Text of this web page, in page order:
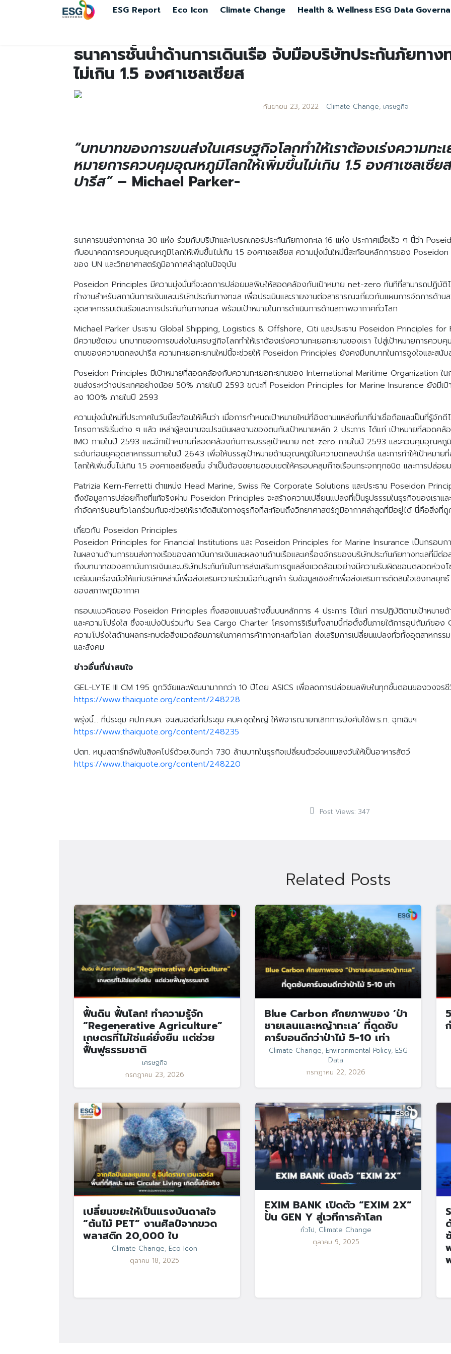
ESG Report Eco Icon Climate Change Health & Wellness ESG Data
ธนาคารชั้นนำด้านการเดินเรือ จับมือบริษัทประกันภัยทา
ไม่เกิน 1.5 องศาเซลเซียส
กันยายน 23, 2022 Climate Change, เศรษฐกิจ
“บทบาทของการขนส่งในเศรษฐกิจโลกทำให้เราต้องเร่งความทะ
หมายการควบคุมอุณหภูมิโลกให้เพิ่มขึ้นไม่เกิน 1.5 องศาเซลเซี
ปารีส”– Michael Parker-
ธนาคารขนส่งทางทะเล 30 แห่ง ร่วมกับบริษัทและโบรกเกอร์ประกันภัยทางทะเล 16 แห่ง ประกาศเมื่อเร็ว ๆ นี้ว่า
กับอนาคตการควบคุมอุณหภูมิโลกให้เพิ่มขึ้นไม่เกิน 1.5 องศาเซลเซียส ความมุ่งมั่นใหม่นี้สะท้อนหลักการของ
ของ UN และวิทยาศาสตร์ภูมิอากาศล่าสุดในปัจจุบัน
Poseidon Principles มีความมุ่งมั่นที่จะลดการปล่อยมลพิษให้สอดคล้องกับเป้าหมาย net-zero ทันทีที่สามารถปฏิบั
ทำงานสำหรับสถาบันการเงินและบริษัทประกันทางทะเล เพื่อประเมินและรายงานต่อสาธารณะเกี่ยวกับแผนการจัดการด้า
อุตสาหกรรมเดินเรือและการประกันภัยทางทะเล พร้อมเป้าหมายในการดำเนินการด้านสภาพอากาศทั่วโลก
Michael Parker ประธาน Global Shipping, Logistics & Offshore, Citi และประธาน Poseidon Principles for
มีความชัดเจน บทบาทของการขนส่งในเศรษฐกิจโลกทำให้เราต้องเร่งความทะเยอทะยานของเรา ไปสู่เป้าหมายการคว
ตามของความตกลงปารีส ความทะเยอทะยานใหม่นี้จะช่วยให้ Poseidon Principles ยังคงมีบทบาทในการจูงใจและสนั
Poseidon Principles มีเป้าหมายที่สอดคล้องกับความทะเยอทะยานของ International Maritime Organization ในก
ขนส่งระหว่างประเทศอย่างน้อย 50% ภายในปี 2593 ขณะที่ Poseidon Principles for Marine Insurance ยังมีเ
ลง 100% ภายในปี 2593
ความมุ่งมั่นใหม่ที่ประกาศในวันนี้สะท้อนให้เห็นว่า เมื่อการกำหนดเป้าหมายใหม่ที่อิงตามแหล่งที่มาที่น่าเชื่อถือและเป็นที่รู้จั
โครงการริเริ่มต่าง ๆ แล้ว เหล่าผู้ลงนามจะประเมินผลงานของตนกับเป้าหมายหลัก 2 ประการ ได้แก่ เป้าหมายที่สอ
IMO ภายในปี 2593 และอีกเป้าหมายที่สอดคล้องกับการบรรลุเป้าหมาย net-zero ภายในปี 2593 และควบคุมอุณหภูมิโ
ระดับก่อนยุคอุตสาหกรรมภายในปี 2643 เพื่อให้บรรลุเป้าหมายด้านอุณหภูมิในความตกลงปารีส และการทำให้เป้าห
โลกให้เพิ่มขึ้นไม่เกิน 1.5 องศาเซลเซียสนั้น จำเป็นต้องขยายขอบเขตให้ครอบคลุมก๊าซเรือนกระจกทุกชนิด และการปล่
Patrizia Kern-Ferretti ตำแหน่ง Head Marine, Swiss Re Corporate Solutions และประธาน Poseidon
ถึงข้อมูลการปล่อยก๊าซที่แท้จริงผ่าน Poseidon Principles จะสร้างความเปลี่ยนแปลงที่เป็นรูปธรรมในธุรกิจของเราแล
กำจัดคาร์บอนทั่วโลกร่วมกันจะช่วยให้เราตัดสินใจทางธุรกิจที่สะท้อนถึงวิทยาศาสตร์ภูมิอากาศล่าสุดที่มีอยู่ได้ นี่คือสิ่งที่ถู
เกี่ยวกับ Poseidon Principles
Poseidon Principles for Financial Institutions และ Poseidon Principles for Marine Insurance เป็นกรอบกา
ในผลงานด้านการขนส่งทางเรือของสถาบันการเงินและผลงานด้านเรือและเครื่องจักรของบริษัทประกันภัยทางทะเลที่
ถึงบทบาทของสถาบันการเงินและบริษัทประกันภัยในการส่งเสริมการดูแลสิ่งแวดล้อมอย่างมีความรับผิดชอบตลอดห่วง
เตรียมเครื่องมือให้แก่บริษัทเหล่านี้เพื่อส่งเสริมความร่วมมือกับลูกค้า รับข้อมูลเชิงลึกเพื่อส่งเสริมการตัดสินใจเชิงกลยุ
ของสภาพภูมิอากาศ
กรอบแนวคิดของ Poseidon Principles ทั้งสองแบบสร้างขึ้นบนหลักการ 4 ประการ ได้แก่ การปฏิบัติตามเป้าหมาย
และความโปร่งใส ซึ่งจะแบ่งปันร่วมกับ Sea Cargo Charter โครงการริเริ่มทั้งสามนี้ก่อตั้งขึ้นภายใต้การอุปถัมภ์ของ
ความโปร่งใสด้านผลกระทบต่อสิ่งแวดล้อมภายในภาคการค้าทางทะเลทั่วโลก ส่งเสริมการเปลี่ยนแปลงทั่วทั้งอุตสาหกร
และสังคม
ข่าวอื่นที่น่าสนใจ
GEL-LYTE III CM 1.95 ถูกวิจัยและพัฒนามากกว่า 10 ปีโดย ASICS เพื่อลดการปล่อยมลพิษในทุกขั้นตอนของวงจ
https://www.thaiquote.org/content/248228
พรุ่งนี้… ที่ประชุม ศปก.ศบค. จะเสนอต่อที่ประชุม ศบค.ชุดใหญ่ ให้พิจารณายกเลิกการบังคับใช้พ.ร.ก. ฉุกเฉินฯ
https://www.thaiquote.org/content/248235
ปตท. หนุนสตาร์ทอัพในสิงคโปร์ด้วยเงินกว่า 730 ล้านบาทในธุรกิจเปลี่ยนตัวอ่อนแมลงวันให้เป็นอาหารสัตว์
https://www.thaiquote.org/content/248220
Post Views: 347
Related Posts
ฟื้นดิน ฟื้นโลก! ทำความรู้จัก
“Regenerative Agriculture”
เกษตรที่ไม่ใช่แค่ยั่งยืน แต่ช่วย
ฟื้นฟูธรรมชาติ
เศรษฐกิจ
กรกฎาคม 23, 2026
Blue Carbon ศักยภาพของ ‘ป่า
ชายเลนและหญ้าทะเล’ ที่ดูดซับ
คาร์บอนดีกว่าป่าไม้ 5-10 เท่า
Climate Change, Environmental Policy, ESG
Data
กรกฎาคม 22, 2026
เปลี่ยนขยะให้เป็นแรงบันดาลใจ
“ต้นไม้ PET” งานศิลป์จากขวด
พลาสติก 20,000 ใบ
Climate Change, Eco Icon
ตุลาคม 18, 2025
EXIM BANK เปิดตัว “EXIM 2X”
ปั้น GEN Y สู่เวทีการค้าโลก
ทั่วไป, Climate Change
ตุลาคม 9, 2025